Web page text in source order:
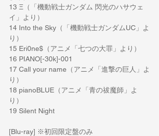
13 Ξ（「機動戦士ガンダム 閃光のハサウェ
イ」より）
14 Into the Sky（「機動戦士ガンダムUC」よ
り）
15 Eri0ne$（アニメ「七つの大罪」より）
16 PIANO[-30k]-001
17 Call your name（アニメ「進撃の巨人」よ
り）
18 pianoBLUE（アニメ「青の祓魔師」よ
り）
19 Silent Night
[Blu-ray] ※初回限定盤のみ